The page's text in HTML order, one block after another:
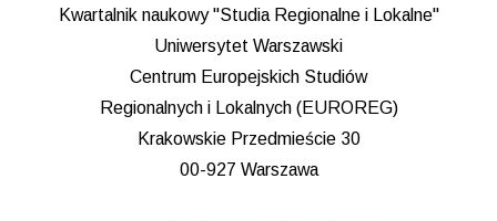
Kwartalnik naukowy "Studia Regionalne i Lokalne"
Uniwersytet Warszawski
Centrum Europejskich Studiów
Regionalnych i Lokalnych (EUROREG)
Krakowskie Przedmieście 30
00-927 Warszawa